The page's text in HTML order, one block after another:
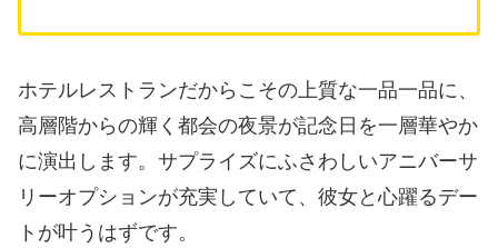
ホテルレストランだからこその上質な一品一品に、
高層階からの輝く都会の夜景が記念日を一層華やか
に演出します。サプライズにふさわしいアニバーサ
リーオプションが充実していて、彼女と心躍るデー
トが叶うはずです。